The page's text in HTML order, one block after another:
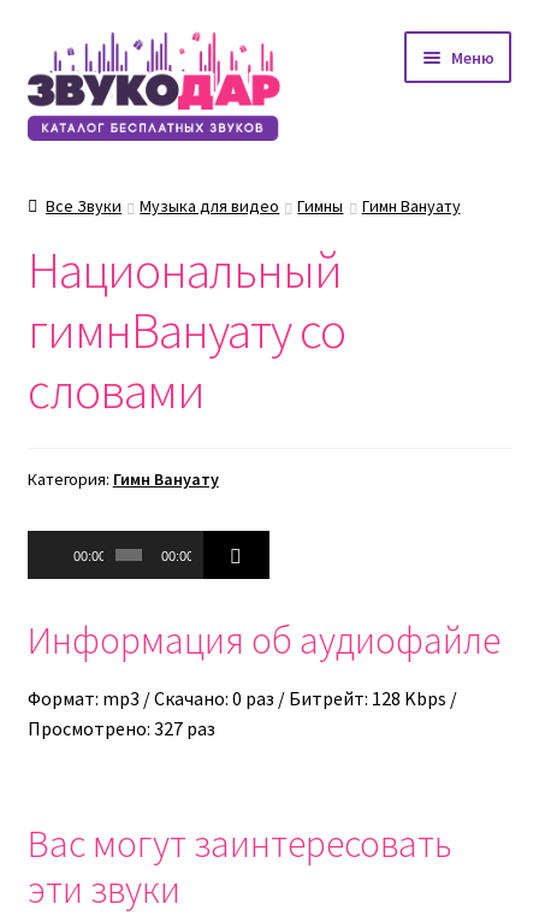
Перейти
к
навигации
Перейти
к
содержимому
Меню
Все Звуки Музыка для видео Гимны Гимн Вануату
Национальный
гимнВануату со
словами
Категория: Гимн Вануату
Аудиоплеер
00:00 00:00
Информация об аудиофайле
Формат: mp3 / Скачано: 0 раз / Битрейт: 128 Kbps /
Просмотрено: 327 раз
Вас могут заинтересовать
эти звуки